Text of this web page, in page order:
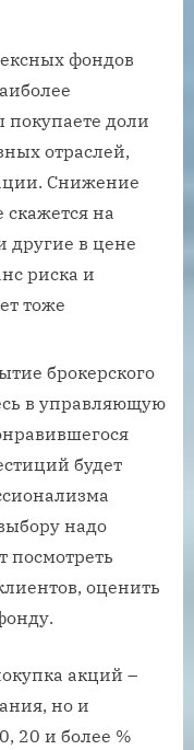
фондов
доли
отраслей,
Снижение
на
другие в цене
риска и
тоже
брокерского
в управляющую
будет
надо
посмотреть
оценить
акций –
но и
20 и более %